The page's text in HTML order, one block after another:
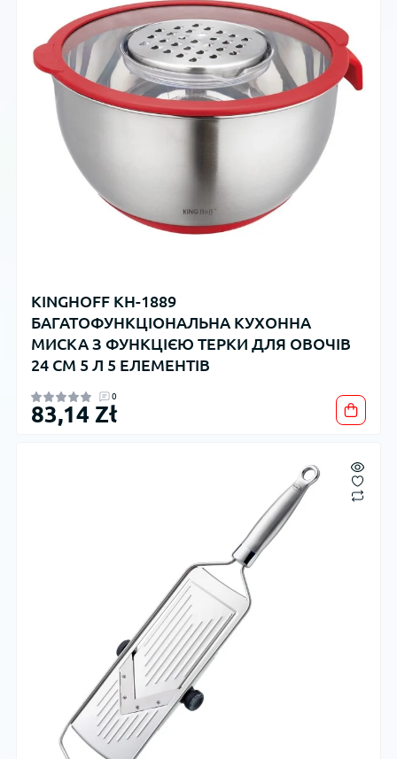
KINGHOFF KH-1889
БАГАТОФУНКЦІОНАЛЬНА КУХОННА
МИСКА З ФУНКЦІЄЮ ТЕРКИ ДЛЯ ОВОЧІВ
24 СМ 5 Л 5 ЕЛЕМЕНТІВ
0
83,14 Zł